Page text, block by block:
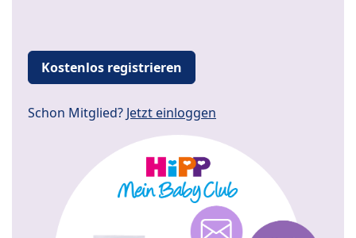
Kostenlos registrieren
Schon Mitglied? Jetzt einloggen